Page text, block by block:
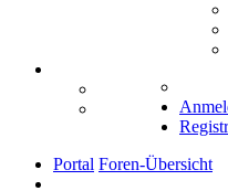
Tipprunde
Comunio
Portal Foren-Übersicht